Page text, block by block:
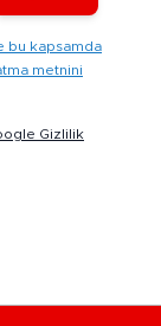
bu kapsamda
metnini
Gizlilik